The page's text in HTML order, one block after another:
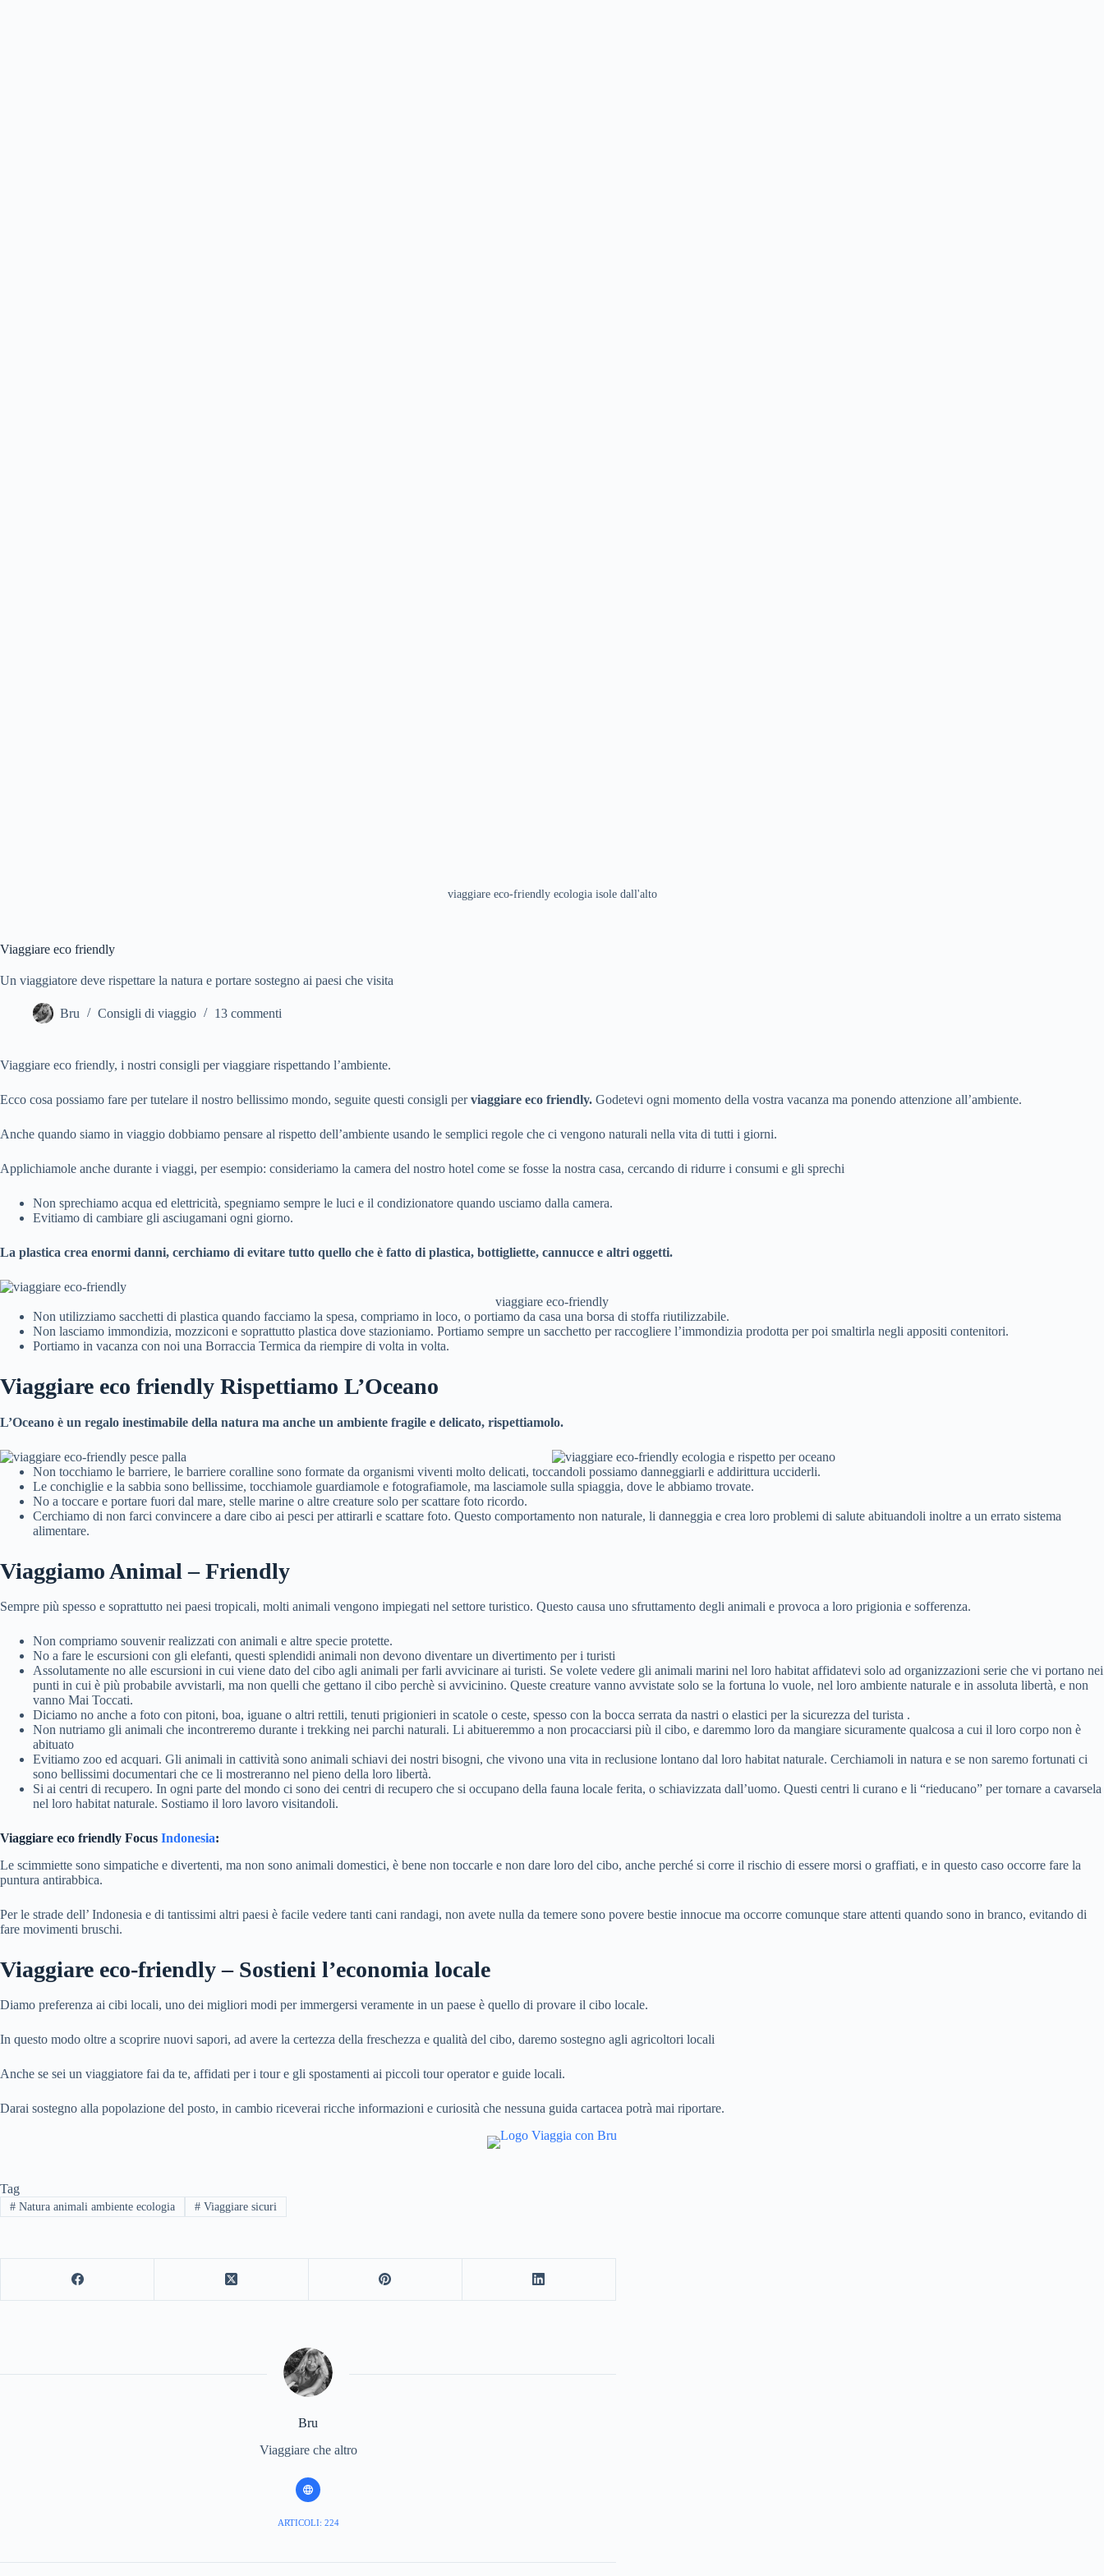
viaggiare eco-friendly ecologia isole dall'alto
Viaggiare eco friendly
Un viaggiatore deve rispettare la natura e portare sostegno ai paesi che visita
Bru Consigli di viaggio 13 commenti
Viaggiare eco friendly, i nostri consigli per viaggiare rispettando l’ambiente.
Ecco cosa possiamo fare per tutelare il nostro bellissimo mondo, seguite questi consigli perviaggiare eco friendly. Godetevi ogni momento della vostra vacanza ma ponendo attenzione all’ambiente.
Anche quando siamo in viaggio dobbiamo pensare al rispetto dell’ambiente usando le semplici regole che ci vengono naturali nella vita di tutti i giorni.
Applichiamole anche durante i viaggi, per esempio: consideriamo la camera del nostro hotel come se fosse la nostra casa, cercando di ridurre i consumi e gli sprechi
Non sprechiamo acqua ed elettricità, spegniamo sempre le luci e il condizionatore quando usciamo dalla camera.
Evitiamo di cambiare gli asciugamani ogni giorno.
La plastica crea enormi danni, cerchiamo di evitare tutto quello che è fatto di plastica, bottigliette, cannucce e altri oggetti.
viaggiare eco-friendly
Non utilizziamo sacchetti di plastica quando facciamo la spesa, compriamo in loco, o portiamo da casa una borsa di stoffa riutilizzabile.
Non lasciamo immondizia, mozziconi e soprattutto plastica dove stazioniamo. Portiamo sempre un sacchetto per raccogliere l’immondizia prodotta per poi smaltirla negli appositi contenitori.
Portiamo in vacanza con noi una Borraccia Termica da riempire di volta in volta.
Viaggiare eco friendly Rispettiamo L’Oceano
L’Oceano è un regalo inestimabile della natura ma anche un ambiente fragile e delicato, rispettiamolo.
Non tocchiamo le barriere, le barriere coralline sono formate da organismi viventi molto delicati, toccandoli possiamo danneggiarli e addirittura ucciderli.
Le conchiglie e la sabbia sono bellissime, tocchiamole guardiamole e fotografiamole, ma lasciamole sulla spiaggia, dove le abbiamo trovate.
No a toccare e portare fuori dal mare, stelle marine o altre creature solo per scattare foto ricordo.
Cerchiamo di non farci convincere a dare cibo ai pesci per attirarli e scattare foto. Questo comportamento non naturale, li danneggia e crea loro problemi di salute abituandoli inoltre a un errato sistema
alimentare.
Viaggiamo Animal – Friendly
Sempre più spesso e soprattutto nei paesi tropicali, molti animali vengono impiegati nel settore turistico. Questo causa uno sfruttamento degli animali e provoca a loro prigionia e sofferenza.
Non compriamo souvenir realizzati con animali e altre specie protette.
No a fare le escursioni con gli elefanti, questi splendidi animali non devono diventare un divertimento per i turisti
Assolutamente no alle escursioni in cui viene dato del cibo agli animali per farli avvicinare ai turisti. Se volete vedere gli animali marini nel loro habitat affidatevi solo ad organizzazioni serie che vi portano nei
punti in cui è più probabile avvistarli, ma non quelli che gettano il cibo perchè si avvicinino. Queste creature vanno avvistate solo se la fortuna lo vuole, nel loro ambiente naturale e in assoluta libertà, e non
vanno Mai Toccati.
Diciamo no anche a foto con pitoni, boa, iguane o altri rettili, tenuti prigionieri in scatole o ceste, spesso con la bocca serrata da nastri o elastici per la sicurezza del turista .
Non nutriamo gli animali che incontreremo durante i trekking nei parchi naturali. Li abitueremmo a non procacciarsi più il cibo, e daremmo loro da mangiare sicuramente qualcosa a cui il loro corpo non è
abituato
Evitiamo zoo ed acquari. Gli animali in cattività sono animali schiavi dei nostri bisogni, che vivono una vita in reclusione lontano dal loro habitat naturale. Cerchiamoli in natura e se non saremo fortunati ci
sono bellissimi documentari che ce li mostreranno nel pieno della loro libertà.
Si ai centri di recupero. In ogni parte del mondo ci sono dei centri di recupero che si occupano della fauna locale ferita, o schiavizzata dall’uomo. Questi centri li curano e li “rieducano” per tornare a cavarsela
nel loro habitat naturale. Sostiamo il loro lavoro visitandoli.
Viaggiare eco friendly Focus Indonesia:
Le scimmiette sono simpatiche e divertenti, ma non sono animali domestici, è bene non toccarle e non dare loro del cibo, anche perché si corre il rischio di essere morsi o graffiati, e in questo caso occorre fare la
puntura antirabbica.
Per le strade dell’ Indonesia e di tantissimi altri paesi è facile vedere tanti cani randagi, non avete nulla da temere sono povere bestie innocue ma occorre comunque stare attenti quando sono in branco, evitando di
fare movimenti bruschi.
Viaggiare eco-friendly – Sostieni l’economia locale
Diamo preferenza ai cibi locali, uno dei migliori modi per immergersi veramente in un paese è quello di provare il cibo locale.
In questo modo oltre a scoprire nuovi sapori, ad avere la certezza della freschezza e qualità del cibo, daremo sostegno agli agricoltori locali
Anche se sei un viaggiatore fai da te, affidati per i tour e gli spostamenti ai piccoli tour operator e guide locali.
Darai sostegno alla popolazione del posto, in cambio riceverai ricche informazioni e curiosità che nessuna guida cartacea potrà mai riportare.
Tag
#Natura animali ambiente ecologia #Viaggiare sicuri
Bru
Viaggiare che altro
ARTICOLI: 224